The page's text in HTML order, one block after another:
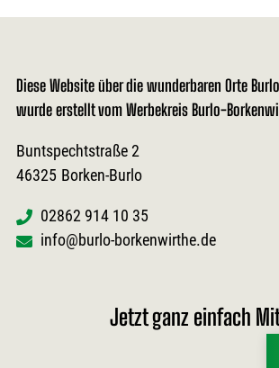
Diese Website über die wunderbaren Orte
wurde erstellt vom Werbekreis Burlo-
Buntspechtstraße 2
46325 Borken-Burlo
02862 914 10 35
info@burlo-borkenwirthe.de
Jetzt ganz einfach